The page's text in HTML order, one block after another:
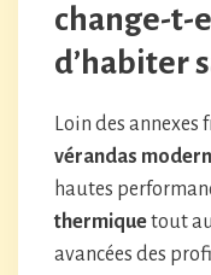
change-t-
d’habiter
Loin des annexes
vérandas
hautes
thermiquetout
avancées des